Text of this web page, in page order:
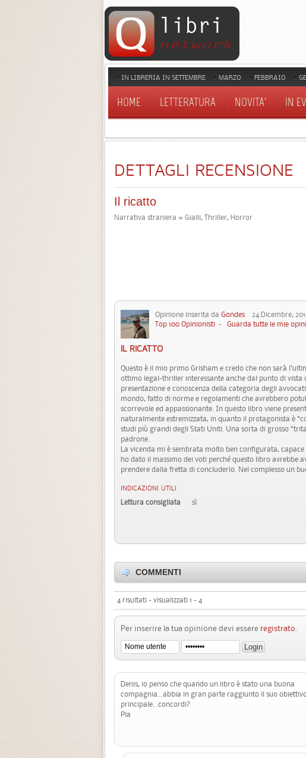
IN LIBRERIA IN SETTEMBRE MARZO FEBBRAIO
HOME LETTERATURA NOVITA' IN
DETTAGLI RECENSIONE
Il ricatto
Narrativa straniera » Gialli, Thriller, Horror
Opinione inserita da Gondes 24 Dicembre,
Top 100 Opinionisti - Guarda tutte le mie
IL RICATTO
Questo è il mio primo Grisham e credo che non sarà
ottimo legal-thriller interessante anche dal punto di vista
presentazione e conoscenza della categoria degli
mondo, fatto di norme e regolamenti che avrebbero
scorrevole ed appassionante. In questo libro viene
naturalmente estremizzata, in quanto il protagonista è
studi più grandi degli Stati Uniti. Una sorta di grosso
padrone.
La vicenda mi è sembrata molto ben configurata,
ho dato il massimo dei voti perché questo libro avrebbe
prendere dalla fretta di concluderlo. Nel complesso un
INDICAZIONI UTILI
Lettura consigliata sì
COMMENTI
4 risultati - visualizzati 1 - 4
Per inserire la tua opinione devi essere registrato
Denis, io penso che quando un libro è stato una buona
compagnia...abbia in gran parte raggiunto il suo
principale...concordi?
Pia